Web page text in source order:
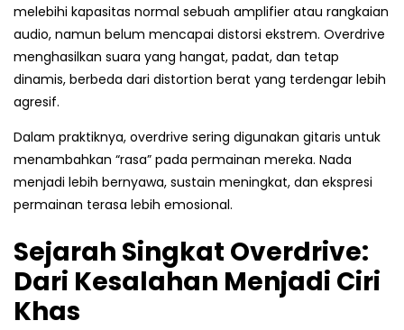
melebihi kapasitas normal sebuah amplifier atau rangkaian
audio, namun belum mencapai distorsi ekstrem. Overdrive
menghasilkan suara yang hangat, padat, dan tetap
dinamis, berbeda dari distortion berat yang terdengar lebih
agresif.
Dalam praktiknya, overdrive sering digunakan gitaris untuk
menambahkan “rasa” pada permainan mereka. Nada
menjadi lebih bernyawa, sustain meningkat, dan ekspresi
permainan terasa lebih emosional.
Sejarah Singkat Overdrive:
Dari Kesalahan Menjadi Ciri
Khas